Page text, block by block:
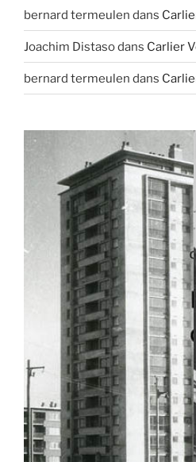
bernard termeulen dans
Joachim Distasodans Carlier
bernard termeulen dans